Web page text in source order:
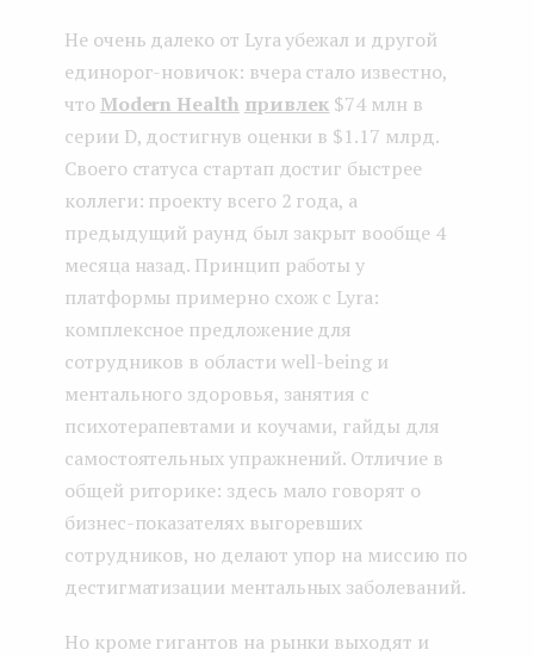
Не очень далеко от Lyra убежал и другой
единорог-новичок: вчера стало известно,
что Modern Health привлек $74 млн в
серии D, достигнув оценки в $1.17 млрд.
Своего статуса стартап достиг быстрее
коллеги: проекту всего 2 года, а
предыдущий раунд был закрыт вообще 4
месяца назад. Принцип работы у
платформы примерно схож с Lyra:
комплексное предложение для
сотрудников в области well-being и
ментального здоровья, занятия с
психотерапевтами и коучами, гайды для
самостоятельных упражнений. Отличие в
общей риторике: здесь мало говорят о
бизнес-показателях выгоревших
сотрудников, но делают упор на миссию по
дестигматизации ментальных заболеваний.
Но кроме гигантов на рынки выходят и